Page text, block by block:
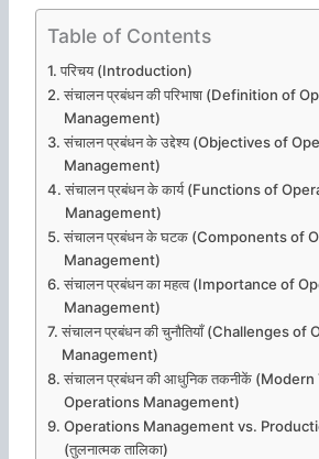
Table of Contents
परिचय (Introduction)
संचालन प्रबंधन की परिभाषा (Definition of
Management)
संचालन प्रबंधन के उद्देश्य (Objectives of
Management)
संचालन प्रबंधन के कार्य (Functions of
Management)
संचालन प्रबंधन के घटक (Components of
Management)
संचालन प्रबंधन का महत्व (Importance of
Management)
संचालन प्रबंधन की चुनौतियाँ (Challenges of
Management)
संचालन प्रबंधन की आधुनिक तकनीकें
Operations Management)
Operations Management vs.
(तुलनात्मक तालिका)